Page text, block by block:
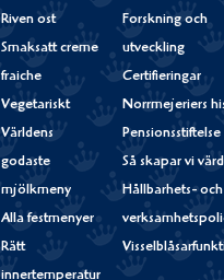
Riven ost
Smaksatt creme
fraiche
Vegetariskt
Världens
godaste
mjölkmeny
Alla festmenyer
Rätt
innertemperatur
Forskning och
utveckling
Certifieringar
Norrmejeriers
Pensionsstiftelse
Så skapar vi
Hållbarhets- och